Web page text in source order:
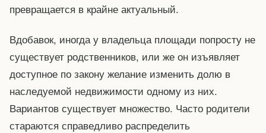
превращается в крайне актуальный.
Вдобавок, иногда у владельца площади попросту не
существует родственников, или же он изъявляет
доступное по закону желание изменить долю в
наследуемой недвижимости одному из них.
Вариантов существует множество. Часто родители
стараются справедливо распределить